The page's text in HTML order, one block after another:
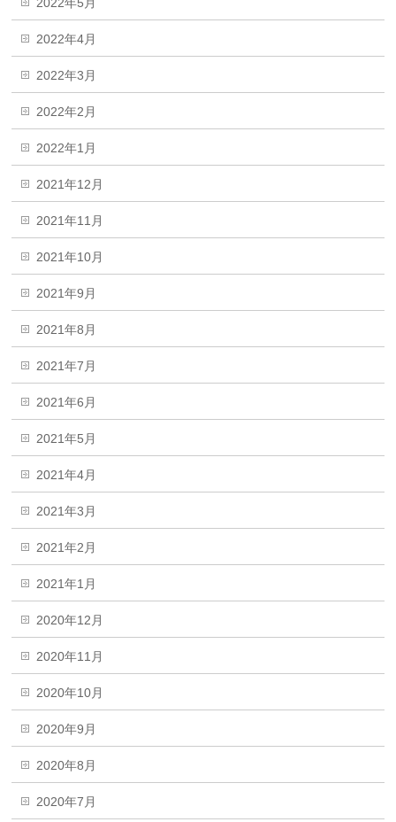
2022年5月
2022年4月
2022年3月
2022年2月
2022年1月
2021年12月
2021年11月
2021年10月
2021年9月
2021年8月
2021年7月
2021年6月
2021年5月
2021年4月
2021年3月
2021年2月
2021年1月
2020年12月
2020年11月
2020年10月
2020年9月
2020年8月
2020年7月